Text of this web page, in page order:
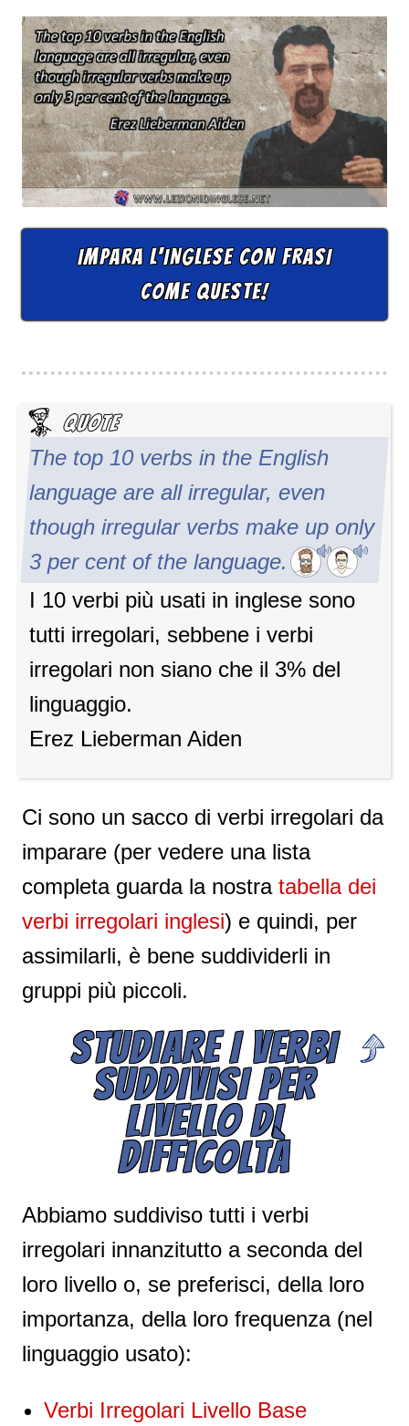
IMPARA L'INGLESE CON FRASI
COME QUESTE!
The top 10 verbs in the English
language are all irregular, even
though irregular verbs make up only
3 per cent of the language.
I 10 verbi più usati in inglese sono
tutti irregolari, sebbene i verbi
irregolari non siano che il 3% del
linguaggio.
Erez Lieberman Aiden
Ci sono un sacco di verbi irregolari da
imparare (per vedere una lista
completa guarda la nostra tabella dei
verbi irregolari inglesi) e quindi, per
assimilarli, è bene suddividerli in
gruppi più piccoli.
STUDIARE I VERBI
SUDDIVISI PER
LIVELLO DI
DIFFICOLTÀ
Abbiamo suddiviso tutti i verbi
irregolari innanzitutto a seconda del
loro livello o, se preferisci, della loro
importanza, della loro frequenza (nel
linguaggio usato):
Verbi Irregolari Livello Base